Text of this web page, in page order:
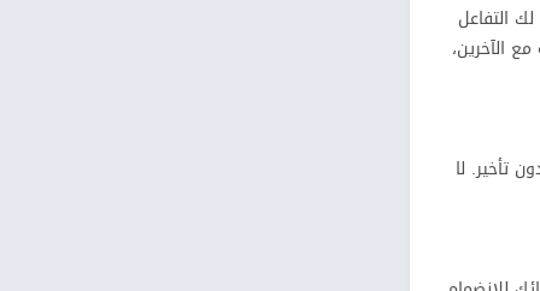
التفاعل
الآخرين،
تأخير. لا